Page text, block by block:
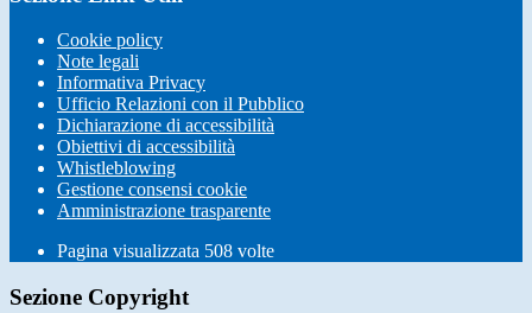
Cookie policy
Note legali
Informativa Privacy
Ufficio Relazioni con il Pubblico
Dichiarazione di accessibilità
Obiettivi di accessibilità
Whistleblowing
Gestione consensi cookie
Amministrazione trasparente
Pagina visualizzata 508 volte
Sezione Copyright